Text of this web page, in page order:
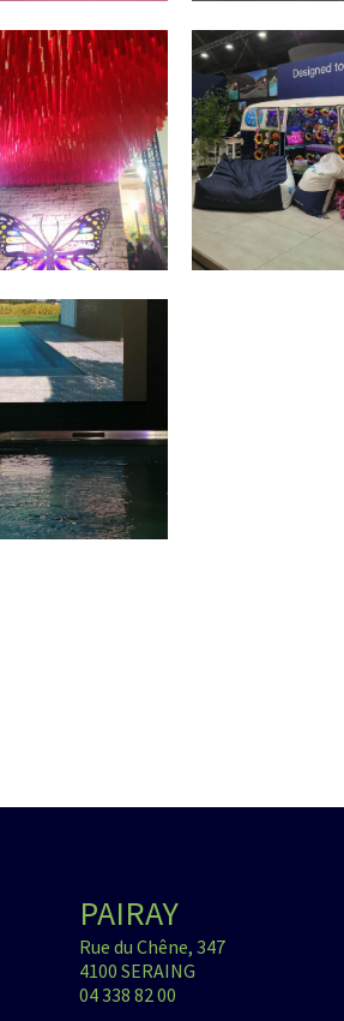
PAIRAY
Rue du Chêne, 347
4100 SERAING
04 338 82 00